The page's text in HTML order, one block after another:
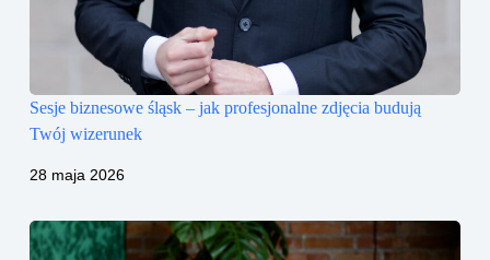
Sesje biznesowe śląsk – jak profesjonalne zdjęcia budują
Twój wizerunek
28 maja 2026